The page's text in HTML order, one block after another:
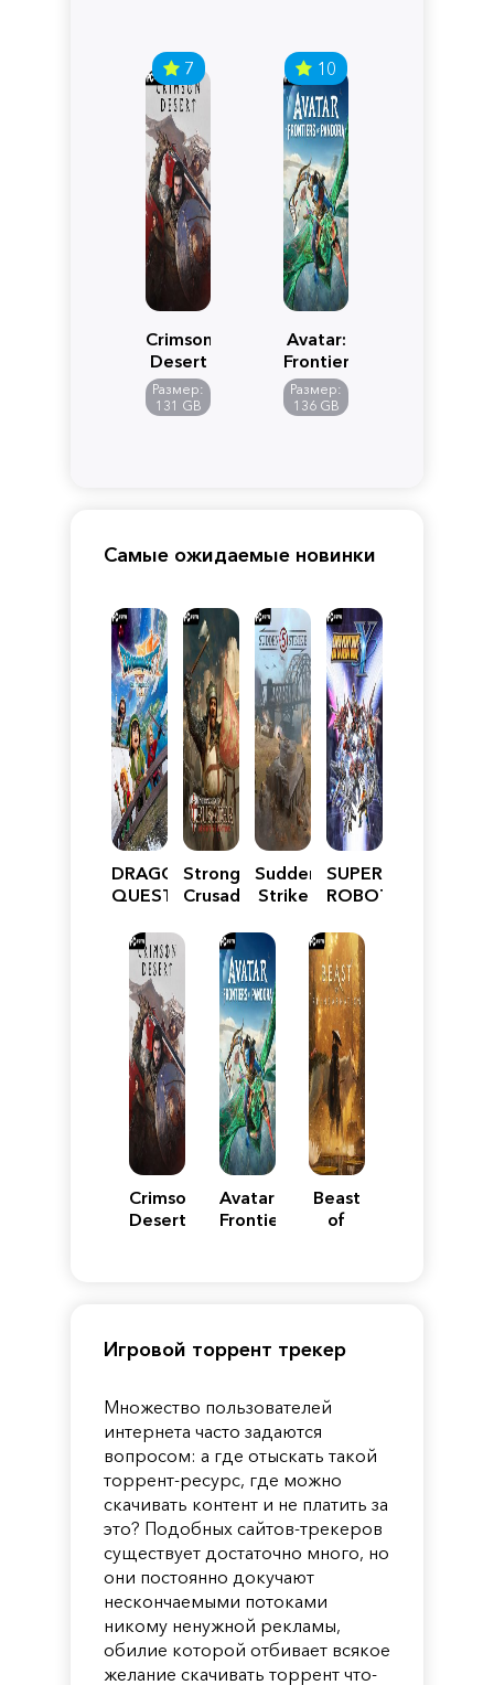
7
Crimson
Desert
Размер:
131 GB
10
Avatar:
Frontiers
of
Pandora
Размер:
136 GB
Самые ожидаемые новинки
DRAGON
QUEST
Reimagined
Stronghold
Crusader:
Edition
Sudden
Strike
SUPER
ROBOT
Y
Crimson
Desert
Avatar:
Frontiers
Beast
of
Игровой торрент трекер
Множество пользователей
интернета часто задаются
вопросом: а где отыскать такой
торрент-ресурс, где можно
скачивать контент и не платить за
это? Подобных сайтов-трекеров
существует достаточно много, но
они постоянно докучают
нескончаемыми потоками
никому ненужной рекламы,
обилие которой отбивает всякое
желание скачивать торрент что-